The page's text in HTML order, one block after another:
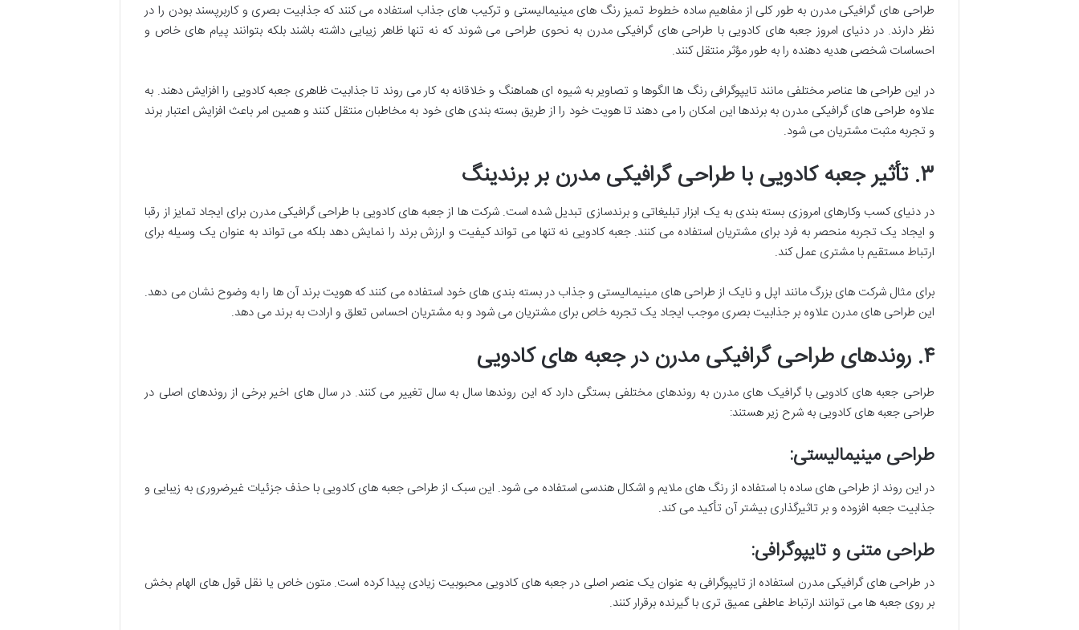
طراحی های گرافیکی مدرن به طور کلی از مفاهیم ساده خطوط تمیز رنگ های مینیمالیستی و ترکیب های جذاب استفاده می کنند که جذابیت بصری و کاربرپسند بودن را در
نظر دارند. در دنیای امروز جعبه های کادویی با طراحی های گرافیکی مدرن به نحوی طراحی می شوند که نه تنها ظاهر زیبایی داشته باشند بلکه بتوانند پیام های خاص و
احساسات شخصی هدیه دهنده را به طور مؤثر منتقل کنند.
در این طراحی ها عناصر مختلفی مانند تایپوگرافی رنگ ها الگوها و تصاویر به شیوه ای هماهنگ و خلاقانه به کار می روند تا جذابیت ظاهری جعبه کادویی را افزایش دهند. به
علاوه طراحی های گرافیکی مدرن به برندها این امکان را می دهند تا هویت خود را از طریق بسته بندی های خود به مخاطبان منتقل کنند و همین امر باعث افزایش اعتبار برند
و تجربه مثبت مشتریان می شود.
۳. تأثیر جعبه کادویی با طراحی گرافیکی مدرن بر برندینگ
در دنیای کسب وکارهای امروزی بسته بندی به یک ابزار تبلیغاتی و برندسازی تبدیل شده است. شرکت ها از جعبه های کادویی با طراحی گرافیکی مدرن برای ایجاد تمایز از رقبا
و ایجاد یک تجربه منحصر به فرد برای مشتریان استفاده می کنند. جعبه کادویی نه تنها می تواند کیفیت و ارزش برند را نمایش دهد بلکه می تواند به عنوان یک وسیله برای
ارتباط مستقیم با مشتری عمل کند.
برای مثال شرکت های بزرگ مانند اپل و نایک از طراحی های مینیمالیستی و جذاب در بسته بندی های خود استفاده می کنند که هویت برند آن ها را به وضوح نشان می دهد.
این طراحی های مدرن علاوه بر جذابیت بصری موجب ایجاد یک تجربه خاص برای مشتریان می شود و به مشتریان احساس تعلق و ارادت به برند می دهد.
۴. روندهای طراحی گرافیکی مدرن در جعبه های کادویی
طراحی جعبه های کادویی با گرافیک های مدرن به روندهای مختلفی بستگی دارد که این روندها سال به سال تغییر می کنند. در سال های اخیر برخی از روندهای اصلی در
طراحی جعبه های کادویی به شرح زیر هستند:
طراحی مینیمالیستی:
در این روند از طراحی های ساده با استفاده از رنگ های ملایم و اشکال هندسی استفاده می شود. این سبک از طراحی جعبه های کادویی با حذف جزئیات غیرضروری به زیبایی و
جذابیت جعبه افزوده و بر تاثیرگذاری بیشتر آن تأکید می کند.
طراحی متنی و تایپوگرافی:
در طراحی های گرافیکی مدرن استفاده از تایپوگرافی به عنوان یک عنصر اصلی در جعبه های کادویی محبوبیت زیادی پیدا کرده است. متون خاص یا نقل قول های الهام بخش
بر روی جعبه ها می توانند ارتباط عاطفی عمیق تری با گیرنده برقرار کنند.